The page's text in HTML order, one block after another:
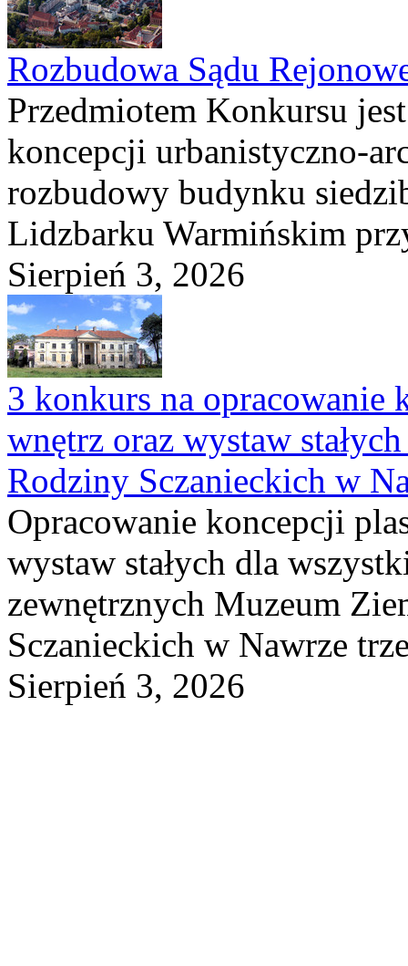
Rozbudowa Sądu
Przedmiotem Konkursu
koncepcji urbanistyczno-
rozbudowy budynku
Lidzbarku Warmińskim
Sierpień 3, 2026
3 konkurs na opracowanie
wnętrz oraz wystaw
Rodziny Sczanieckich w
Opracowanie koncepcji
wystaw stałych dla
zewnętrznych Muzeum
Sczanieckich w Nawrze
Sierpień 3, 2026